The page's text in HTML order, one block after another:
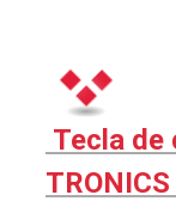
Tecla de
TRONICS